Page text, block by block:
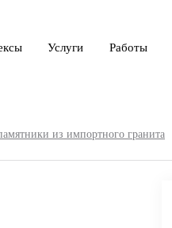
Услуги Работы
из импортного гранита